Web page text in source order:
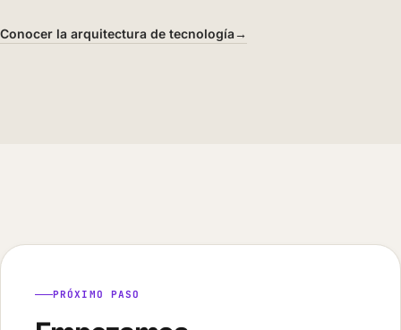
Conocer la arquitectura de tecnología→
PRÓXIMO PASO